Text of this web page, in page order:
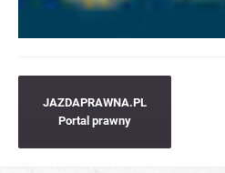
JAZDAPRAWNA.PL
Portal prawny